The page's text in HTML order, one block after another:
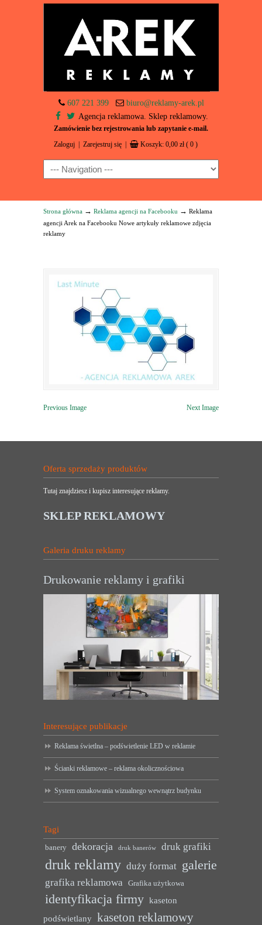
607 221 399
biuro@reklamy-arek.pl
Agencja reklamowa. Sklep reklamowy.
Zamówienie bez rejestrowania lub zapytanie e-mail.
Zaloguj Zarejestruj się Koszyk: 0,00 zł ( 0 )
Navigation
Strona główna → Reklama agencji na Facebooku → Reklama
agencji Arek na Facebooku Nowe artykuły reklamowe zdjęcia
reklamy
Previous Image Next Image
Oferta sprzedaży produktów
Tutaj znajdziesz i kupisz interesujące reklamy.
SKLEP REKLAMOWY
Galeria druku reklamy
Drukowanie reklamy i grafiki
Interesujące publikacje
Reklama świetlna – podświetlenie LED w reklamie
Ścianki reklamowe – reklama okolicznościowa
System oznakowania wizualnego wewnątrz budynku
Tagi
banery dekoracja druk banerów druk grafiki
druk reklamy duży format galerie
grafika reklamowa Grafika użytkowa
identyfikacja firmy kaseton
podświetlany kaseton reklamowy